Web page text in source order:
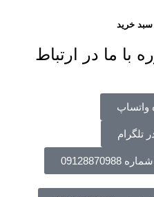
سبد خرید
با ما در ارتباط
واتساپ
تلگرام